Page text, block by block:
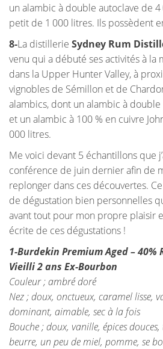
un alambic à double autoclave de
petit de 1 000 litres. Ils possèdent
8-La distillerie Sydney Rum
venu qui a débuté ses activités à la
dans la Upper Hunter Valley, à
vignobles de Sémillon et de
alambics, dont un alambic à
et un alambic à 100 % en cuivre
000 litres.
Me voici devant 5 échantillons que
conférence de juin dernier afin de
replonger dans ces découvertes.
de dégustation bien personnelles
avant tout pour mon propre plaisir
écrite de ces dégustations !
1-Burdekin Premium Aged – 40%
Vieilli 2 ans Ex-Bourbon
Couleur ; ambré doré
Nez ; doux, onctueux, caramel lisse,
dominant, aimable, sec à la fois
Bouche ; doux, vanille, épices
beurre, un peu de miel, pomme, se